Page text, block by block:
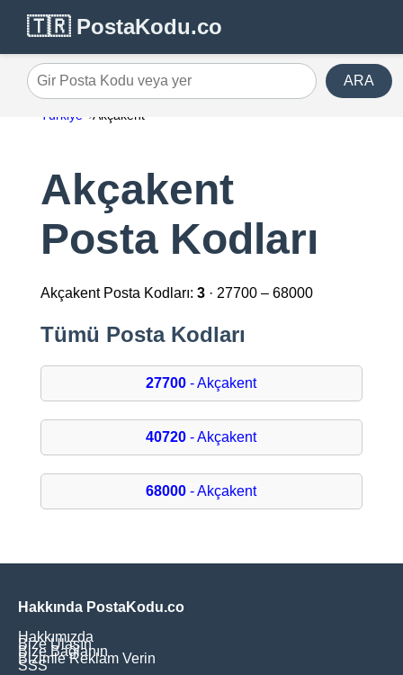
🇹🇷 PostaKodu.co
Gir Posta Kodu veya yer ARA
Türkiye Akçakent
Akçakent
Posta Kodları
Akçakent Posta Kodları: 3· 27700 – 68000
Tümü Posta Kodları
27700 - Akçakent
40720 - Akçakent
68000 - Akçakent
Hakkında PostaKodu.co
Hakkımızda
Bize Ulaşın
Bize Bağlanın
Bizimle Reklam Verin
SSS